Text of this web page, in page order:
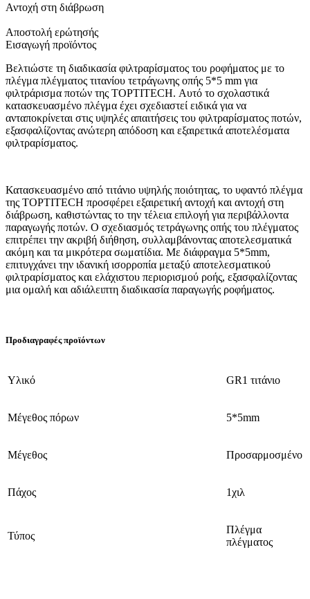
Αντοχή στη διάβρωση
Αποστολή ερώτησής
Εισαγωγή προϊόντος
Βελτιώστε τη διαδικασία φιλτραρίσματος του ροφήματος με το
πλέγμα πλέγματος τιτανίου τετράγωνης οπής 5*5 mm για
φιλτράρισμα ποτών της TOPTITECH. Αυτό το σχολαστικά
κατασκευασμένο πλέγμα έχει σχεδιαστεί ειδικά για να
ανταποκρίνεται στις υψηλές απαιτήσεις του φιλτραρίσματος ποτών,
εξασφαλίζοντας ανώτερη απόδοση και εξαιρετικά αποτελέσματα
φιλτραρίσματος.
Κατασκευασμένο από τιτάνιο υψηλής ποιότητας, το υφαντό πλέγμα
της TOPTITECH προσφέρει εξαιρετική αντοχή και αντοχή στη
διάβρωση, καθιστώντας το την τέλεια επιλογή για περιβάλλοντα
παραγωγής ποτών. Ο σχεδιασμός τετράγωνης οπής του πλέγματος
επιτρέπει την ακριβή διήθηση, συλλαμβάνοντας αποτελεσματικά
ακόμη και τα μικρότερα σωματίδια. Με διάφραγμα 5*5mm,
επιτυγχάνει την ιδανική ισορροπία μεταξύ αποτελεσματικού
φιλτραρίσματος και ελάχιστου περιορισμού ροής, εξασφαλίζοντας
μια ομαλή και αδιάλειπτη διαδικασία παραγωγής ροφήματος.
Προδιαγραφές προϊόντων
Υλικό GR1 τιτάνιο
Μέγεθος πόρων 5*5mm
Μέγεθος Προσαρμοσμένο
Πάχος 1χιλ
Τύπος
Πλέγμα
πλέγματος